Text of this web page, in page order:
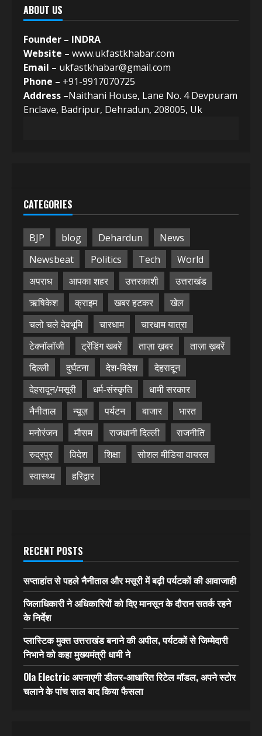
ABOUT US
Founder – INDRA
Website – www.ukfastkhabar.com
Email – ukfastkhabar@gmail.com
Phone – +91-9917070725
Address –Naithani House, Lane No. 4 Devpuram
Enclave, Badripur, Dehradun, 208005, Uk
CATEGORIES
BJP blog Dehardun
News
Newsbeat
Politics Tech
World
अपराध
आपका शहर उत्तरकाशी
उत्तराखंड
ऋषिकेश
क्राइम खबर हटकर
खेल
चलो चले देवभूमि
चारधाम
चारधाम यात्रा
टेक्नॉलॉजी
ट्रेंडिंग खबरें ताज़ा ख़बर
ताज़ा ख़बरें
दिल्ली
दुर्घटना देश-विदेश
देहरादून
देहरादून/मसूरी
धर्म-संस्कृति
धामी सरकार
नैनीताल
न्यूज़ पर्यटन बाजार
भारत
मनोरंजन
मौसम राजधानी दिल्ली
राजनीति
रुद्रपुर
विदेश शिक्षा
सोशल मीडिया वायरल
स्वास्थ्य
हरिद्वार
RECENT POSTS
सप्ताहांत से पहले नैनीताल और मसूरी में बढ़ी पर्यटकों की आवाजाही
जिलाधिकारी ने अधिकारियों को दिए मानसून के दौरान सतर्क रहने
के निर्देश
प्लास्टिक मुक्त उत्तराखंड बनाने की अपील, पर्यटकों से जिम्मेदारी
निभाने को कहा मुख्यमंत्री धामी ने
Ola Electric अपनाएगी डीलर-आधारित रिटेल मॉडल, अपने स्टोर
चलाने के पांच साल बाद किया फैसला